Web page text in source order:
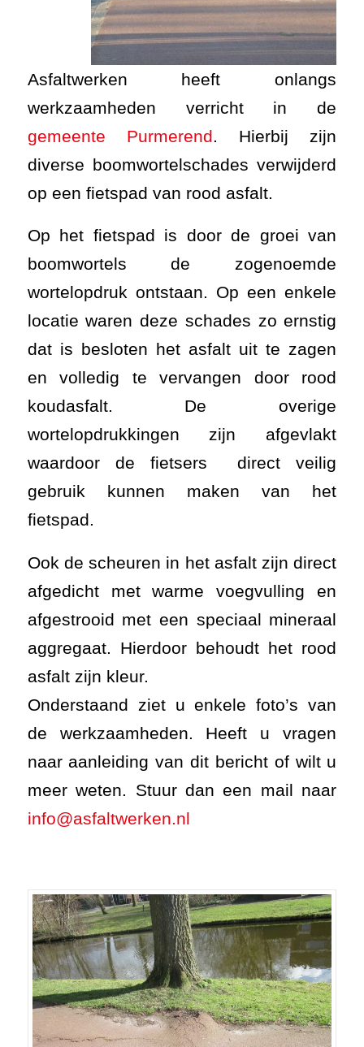
Asfaltwerken heeft onlangs
werkzaamheden verricht in de
gemeente Purmerend . Hierbij zijn
diverse boomwortelschades verwijderd
op een fietspad van rood asfalt.
Op het fietspad is door de groei van
boomwortels de zogenoemde
wortelopdruk ontstaan. Op een enkele
locatie waren deze schades zo ernstig
dat is besloten het asfalt uit te zagen
en volledig te vervangen door rood
koudasfalt. De overige
wortelopdrukkingen zijn afgevlakt
waardoor de fietsers direct veilig
gebruik kunnen maken van het
fietspad.
Ook de scheuren in het asfalt zijn direct
afgedicht met warme voegvulling en
afgestrooid met een speciaal mineraal
aggregaat. Hierdoor behoudt het rood
asfalt zijn kleur.
Onderstaand ziet u enkele foto’s van
de werkzaamheden. Heeft u vragen
naar aanleiding van dit bericht of wilt u
meer weten. Stuur dan een mail naar
info@asfaltwerken.nl